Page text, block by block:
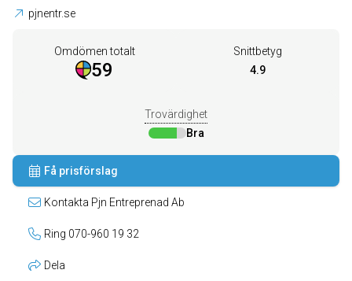
pjnentr.se
Omdömen totalt
59
Snittbetyg
4.9
Trovärdighet
Bra
Få prisförslag
Kontakta Pjn Entreprenad Ab
Ring 070-960 19 32
Dela